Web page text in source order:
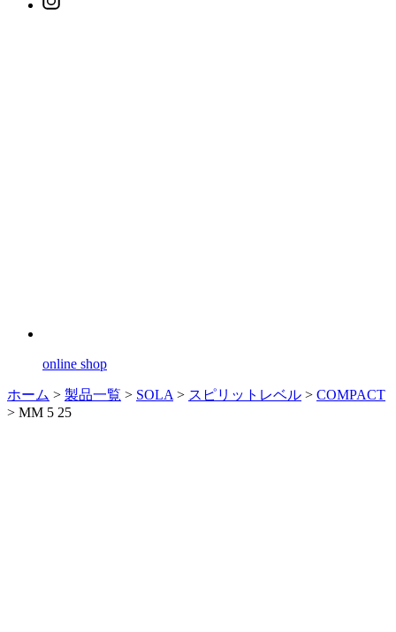
online shop
ホーム > 製品一覧 > SOLA > スピリットレベル > COMPACT
> MM 5 25